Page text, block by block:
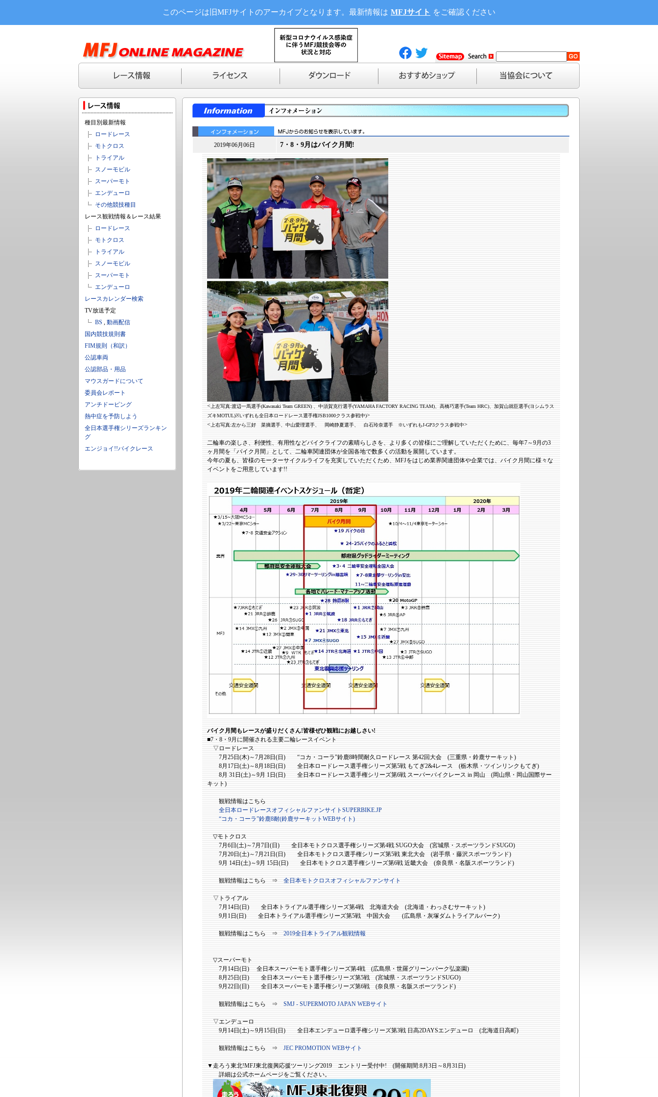
このページは旧MFJサイトのアーカイブとなります。最新情報は MFJサイト をご確認ください
種目別最新情報
ロードレース
モトクロス
トライアル
スノーモビル
スーパーモト
エンデューロ
その他競技種目
レース観戦情報＆レース結果
ロードレース
モトクロス
トライアル
スノーモビル
スーパーモト
エンデューロ
レースカレンダー検索
TV放送予定
BS , 動画配信
国内競技規則書
FIM規則（和訳）
公認車両
公認部品・用品
マウスガードについて
委員会レポート
アンチドーピング
熱中症を予防しよう
全日本選手権シリーズランキン
グ
エンジョイ!!バイクレース
2019年06月06日 7・8・9月はバイク月間!
<上左写真:渡辺一馬選手(Kawasaki Team GREEN) 、中須賀克行選手(YAMAHA FACTORY RACING TEAM)、高橋巧選手(Team HRC)、加賀山就臣選手(ヨシムラス
ズキMOTUL)※いずれも全日本ロードレース選手権JSB1000クラス参戦中)>
<上右写真:左から三好 菜摘選手、中山愛理選手、 岡崎静夏選手、 白石玲奈選手 ※いずれもJ-GP3クラス参戦中>
二輪車の楽しさ、利便性、有用性などバイクライフの素晴らしさを、より多くの皆様にご理解していただくために、毎年7～9月の3
ヶ月間を「バイク月間」として、二輪車関連団体が全国各地で数多くの活動を展開しています。
今年の夏も、皆様のモーターサイクルライフを充実していただくため、MFJをはじめ業界関連団体や企業では、バイク月間に様々な
イベントをご用意しています!!
バイク月間もレースが盛りだくさん!皆様ぜひ観戦にお越しさい!
■7・8・9月に開催される主要二輪レースイベント
▽ロードレース
7月25日(木)～7月28日(日) “コカ・コーラ”鈴鹿8時間耐久ロードレース 第42回大会 (三重県・鈴鹿サーキット)
8月17日(土)～8月18日(日) 全日本ロードレース選手権シリーズ第5戦 もてぎ2&4レース (栃木県・ツインリンクもてぎ)
8月 31日(土)～9月 1日(日) 全日本ロードレース選手権シリーズ第6戦 スーパーバイクレース in 岡山 (岡山県・岡山国際サー
キット)
観戦情報はこちら
全日本ロードレースオフィシャルファンサイトSUPERBIKE.JP
“コカ・コーラ”鈴鹿8耐(鈴鹿サーキットWEBサイト)
▽モトクロス
7月6日(土)～7月7日(日) 全日本モトクロス選手権シリーズ第4戦 SUGO大会 (宮城県・スポーツランドSUGO)
7月20日(土)～7月21日(日) 全日本モトクロス選手権シリーズ第5戦 東北大会 (岩手県・藤沢スポーツランド)
9月 14日(土)～9月 15日(日) 全日本モトクロス選手権シリーズ第6戦 近畿大会 (奈良県・名阪スポーツランド)
観戦情報はこちら ⇒ 全日本モトクロスオフィシャルファンサイト
▽トライアル
7月14日(日) 全日本トライアル選手権シリーズ第4戦 北海道大会 (北海道・わっさむサーキット)
9月1日(日) 全日本トライアル選手権シリーズ第5戦 中国大会 (広島県・灰塚ダムトライアルパーク)
観戦情報はこちら ⇒ 2019全日本トライアル観戦情報
▽スーパーモト
7月14日(日) 全日本スーパーモト選手権シリーズ第4戦 (広島県・世羅グリーンパーク弘楽園)
8月25日(日) 全日本スーパーモト選手権シリーズ第5戦 (宮城県・スポーツランドSUGO)
9月22日(日) 全日本スーパーモト選手権シリーズ第6戦 (奈良県・名阪スポーツランド)
観戦情報はこちら ⇒ SMJ - SUPERMOTO JAPAN WEBサイト
▽エンデューロ
9月14日(土)～9月15日(日) 全日本エンデューロ選手権シリーズ第3戦 日高2DAYSエンデューロ (北海道日高町)
観戦情報はこちら ⇒ JEC PROMOTION WEBサイト
▼走ろう東北!MFJ東北復興応援ツーリング2019 エントリー受付中! (開催期間:8月3日～8月31日)
詳細は公式ホームページをご覧ください。